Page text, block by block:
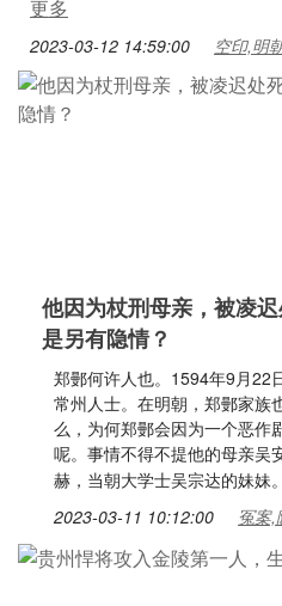
更多
2023-03-12 14:59:00 空印,明
他因为杖刑母亲，被凌
是另有隐情？
郑鄤何许人也。1594年9月22
常州人士。在明朝，郑鄤家族
么，为何郑鄤会因为一个恶作
呢。事情不得不提他的母亲吴
赫，当朝大学士吴宗达的妹妹
2023-03-11 10:12:00 冤案